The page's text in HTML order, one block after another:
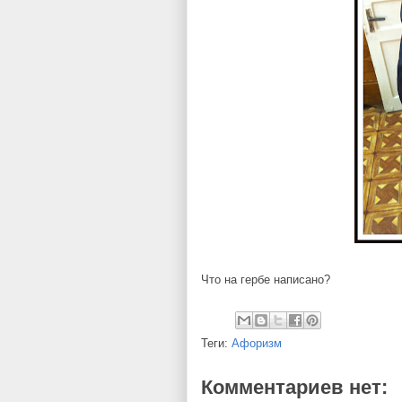
Что на гербе написано?
Теги: Афоризм
Комментариев нет: